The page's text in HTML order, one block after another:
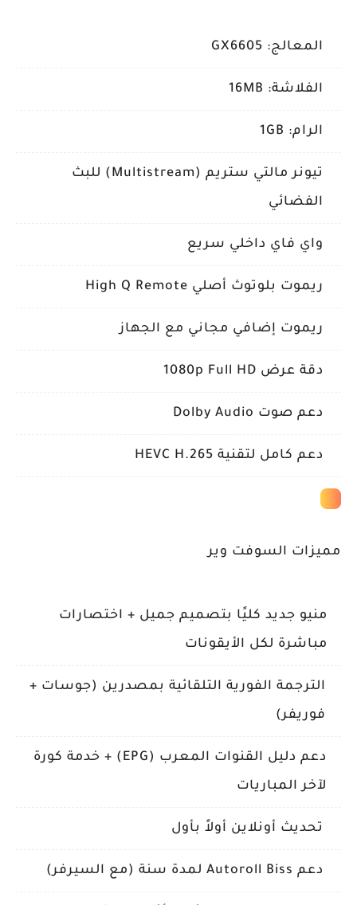
المعالج: GX6605
الفلاشة: 16MB
الرام: 1GB
تيونر مالتي ستريم (Multistream) للبث
الفضائي
واي فاي داخلي سريع
ريموت بلوتوث أصلي High Q Remote
ريموت إضافي مجاني مع الجهاز
دقة عرض 1080p Full HD
دعم صوت Dolby Audio
دعم كامل لتقنية HEVC H.265
مميزات السوفت وير
منيو جديد كليًا بتصميم جميل + اختصارات
مباشرة لكل الأيقونات
الترجمة الفورية التلقائية بمصدرين (جوسات +
فوريفر)
دعم دليل القنوات المعرب (EPG) + خدمة كورة
لآخر المباريات
تحديث أونلاين أولاً بأول
دعم Autoroll Biss لمدة سنة (مع السيرفر)